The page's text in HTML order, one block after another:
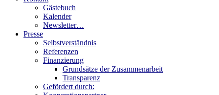
Gästebuch
Kalender
Newsletter…
Presse
Selbstverständnis
Referenzen
Finanzierung
Grundsätze der Zusammenarbeit
Transparenz
Gefördert durch: